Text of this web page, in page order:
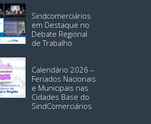
Sindcomerciários
em Destaque no
Debate Regional
de Trabalho
Calendário 2026 –
Feriados Nacionais
e Municipais nas
Cidades Base do
SindComerciários